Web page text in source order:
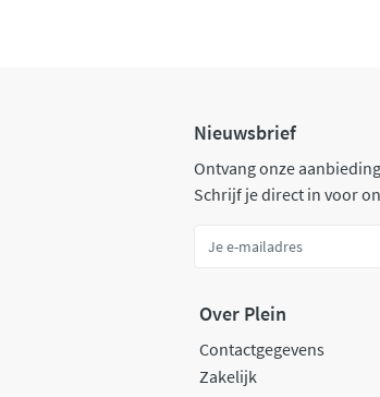
Nieuwsbrief
Ontvang onze
Schrijf je direct in voor
Over Plein
Contactgegevens
Zakelijk